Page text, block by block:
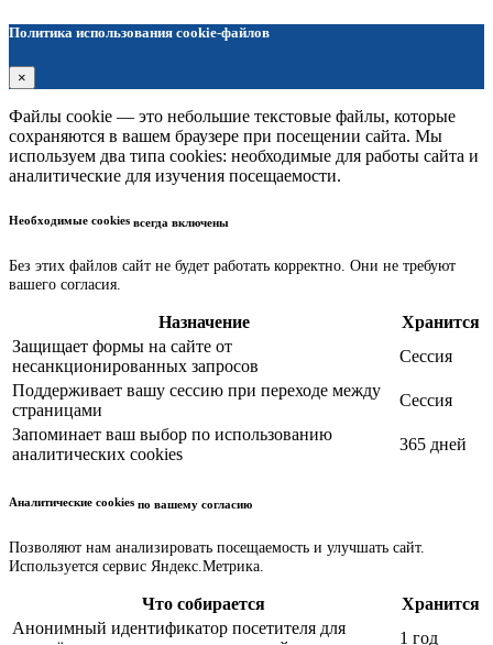
Политика использования cookie-файлов
×
Файлы cookie — это небольшие текстовые файлы, которые
сохраняются в вашем браузере при посещении сайта. Мы
используем два типа cookies: необходимые для работы сайта и
аналитические для изучения посещаемости.
Необходимые cookies всегда включены
Без этих файлов сайт не будет работать корректно. Они не требуют
вашего согласия.
Назначение
Хранится
Защищает формы на сайте от
несанкционированных запросов
Сессия
Поддерживает вашу сессию при переходе между
страницами
Сессия
Запоминает ваш выбор по использованию
аналитических cookies
365 дней
Аналитические cookies по вашему согласию
Позволяют нам анализировать посещаемость и улучшать сайт.
Используется сервис Яндекс.Метрика.
Что собирается
Хранится
Анонимный идентификатор посетителя для
1 год